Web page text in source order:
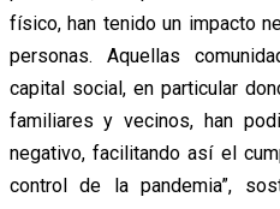
físico, han tenido un impacto
personas. Aquellas
capital social, en particular
familiares y vecinos, han
negativo, facilitando así el
control de la pandemia”,